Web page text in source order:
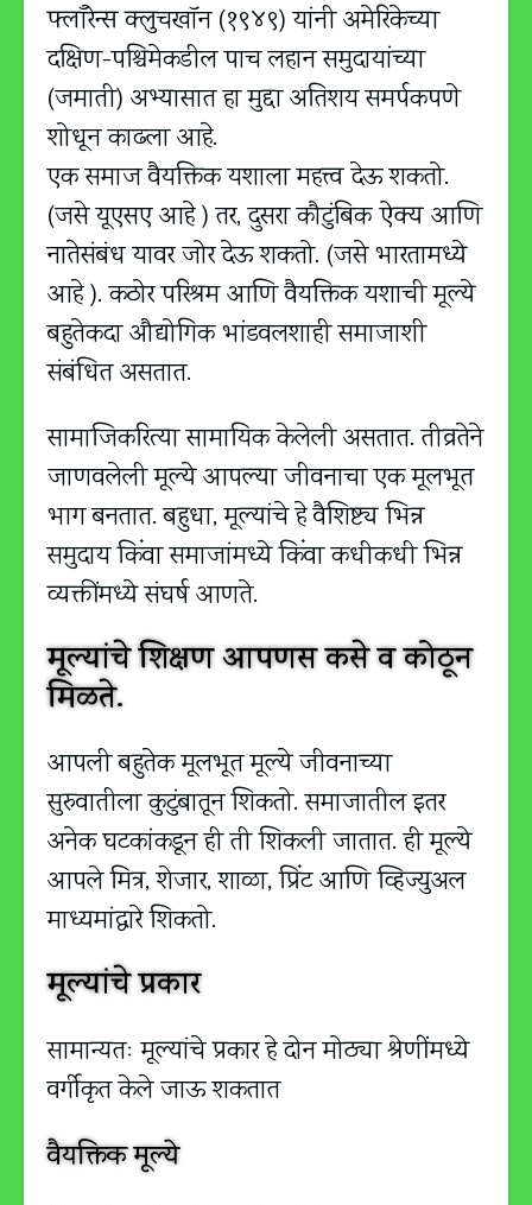
फ्लॉरेन्स क्लुचखॉन (१९४९) यांनी अमेरिकेच्या
दक्षिण-पश्चिमेकडील पाच लहान समुदायांच्या
(जमाती) अभ्यासात हा मुद्दा अतिशय समर्पकपणे
शोधून काढला आहे.
एक समाज वैयक्तिक यशाला महत्त्व देऊ शकतो.
(जसे यूएसए आहे ) तर, दुसरा कौटुंबिक ऐक्य आणि
नातेसंबंध यावर जोर देऊ शकतो. (जसे भारतामध्ये
आहे ). कठोर परिश्रम आणि वैयक्तिक यशाची मूल्ये
बहुतेकदा औद्योगिक भांडवलशाही समाजाशी
संबंधित असतात.
सामाजिकरित्या सामायिक केलेली असतात. तीव्रतेने
जाणवलेली मूल्ये आपल्या जीवनाचा एक मूलभूत
भाग बनतात. बहुधा, मूल्यांचे हे वैशिष्ट्य भिन्न
समुदाय किंवा समाजांमध्ये किंवा कधीकधी भिन्न
व्यक्तींमध्ये संघर्ष आणते.
मूल्यांचे शिक्षण आपणस कसे व कोठून
मिळते.
आपली बहुतेक मूलभूत मूल्ये जीवनाच्या
सुरुवातीला कुटुंबातून शिकतो. समाजातील इतर
अनेक घटकांकडून ही ती शिकली जातात. ही मूल्ये
आपले मित्र, शेजार, शाळा, प्रिंट आणि व्हिज्युअल
माध्यमांद्वारे शिकतो.
मूल्यांचे प्रकार
सामान्यतः मूल्यांचे प्रकार हे दोन मोठ्या श्रेणींमध्ये
वर्गीकृत केले जाऊ शकतात
वैयक्तिक मूल्ये